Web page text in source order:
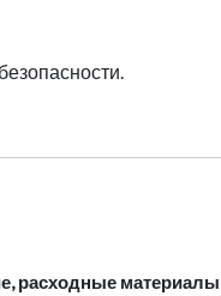
расходные материалы